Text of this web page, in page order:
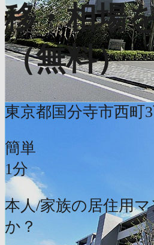
移・相場
（無料）
東京都国分寺市西町
簡単
1分
本人/家族の居住用
か？